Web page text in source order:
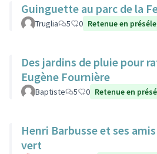
Guinguette au parc de la
Truglia 5 0 Retenue en
Des jardins de pluie pour
Eugène Fournière
Baptiste 5 0 Retenue en
Henri Barbusse et ses
vert